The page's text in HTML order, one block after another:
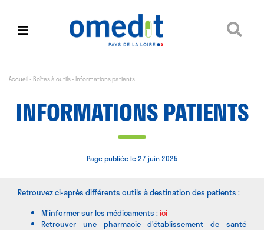
Accueil- Boîtes à outils- Informations patients
INFORMATIONS PATIENTS
Page publiée le 27 juin 2025
Retrouvez ci-après différents outils à destination des patients :
M’informer sur les médicaments :ici
Retrouver une pharmacie d’établissement de santé